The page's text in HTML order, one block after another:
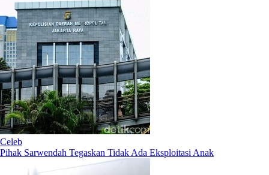
Celeb
Pihak Sarwendah Tegaskan Tidak Ada Eksploitasi Anak